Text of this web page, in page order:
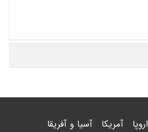
اروپا آمریکا آسیا و آفریقا